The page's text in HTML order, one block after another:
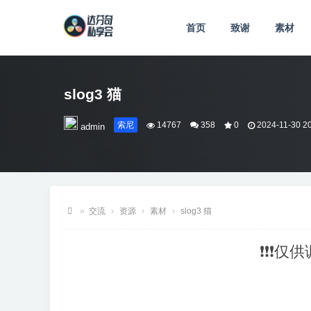
首页 致谢 素材
slog3 猫
admin 索尼 14767 358 0 2024-11-30
» 交流 › 资源 › 素材 › slog3 猫
❗❗❗仅